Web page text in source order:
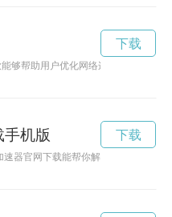
够帮助用户优化网络连接，提升网
下载
机版
器官网下载能帮你解决网络延迟、
下载